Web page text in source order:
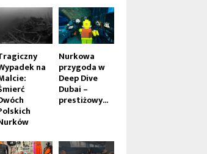
na
Nurkowa
przygoda w
Deep Dive
Dubai –
prestiżowy...